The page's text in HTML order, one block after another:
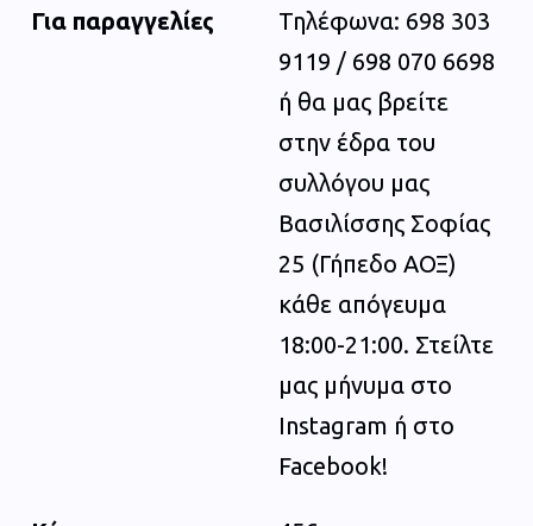
Για παραγγελίες
Τηλέφωνα: 698 303
9119 / 698 070 6698
ή θα μας βρείτε
στην έδρα του
συλλόγου μας
Βασιλίσσης Σοφίας
25 (Γήπεδο ΑΟΞ)
κάθε απόγευμα
18:00-21:00. Στείλτε
μας μήνυμα στο
Instagram ή στο
Facebook!